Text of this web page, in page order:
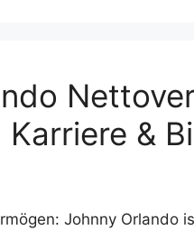
Karriere &
Johnny Orlando